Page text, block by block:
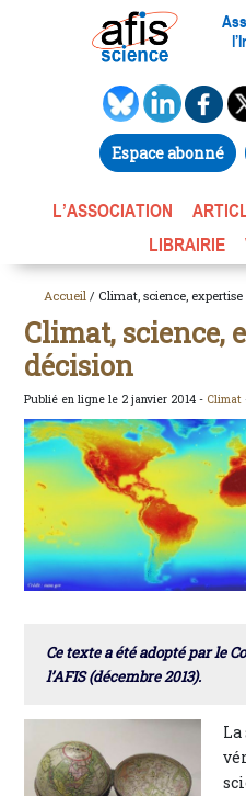
Espace abonné
L’ASSOCIATION
LIBRAIRIE
Accueil / Climat, science, expertise
Climat, science,
décision
Publié en ligne le 2 janvier 2014 - Climat
Ce texte a été adopté par le
l’AFIS (décembre 2013).
La